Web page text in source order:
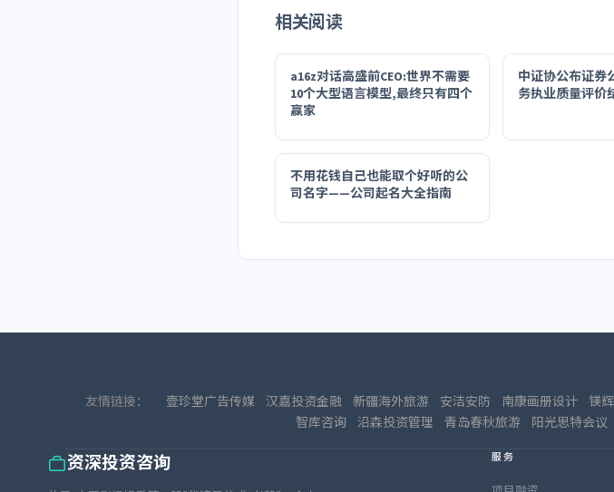
相关阅读
a16z对话高盛前CEO:世界不需要
10个大型语言模型,最终只有四个
赢家
中证协公布证券
务执业质量评价
不用花钱自己也能取个好听的公
司名字——公司起名大全指南
友情链接： 壹珍堂广告传媒 汉嘉投资金融 新疆海外旅游 安洁安防 南康画册设计 镁
智库咨询
沿森投资管理 青岛春秋旅游 阳光思特会议
资深投资咨询 服务